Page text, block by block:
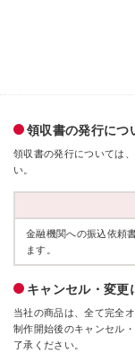
領収書の発行につ
領収書の発行については
い。
金融機関への振込依頼
ます。
キャンセル・変更
当社の商品は、全て完全
制作開始後のキャンセル
了承ください。